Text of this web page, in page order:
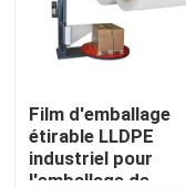
Maison
Produits
Film d'emballage
étirable LLDPE
industriel pour
l'emballage de